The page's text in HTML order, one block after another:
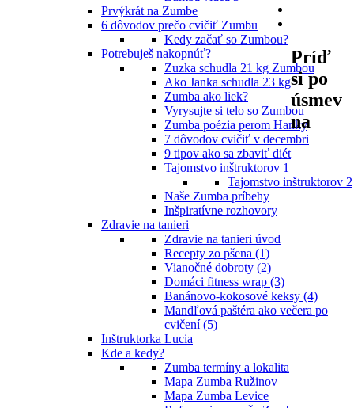
Prvýkrát na Zumbe
6 dôvodov prečo cvičiť Zumbu
Kedy začať so Zumbou?
Potrebuješ nakopnúť?
Zuzka schudla 21 kg Zumbou
Ako Janka schudla 23 kg
Zumba ako liek?
Vyrysujte si telo so Zumbou
Zumba poézia perom Hanky
7 dôvodov cvičiť v decembri
9 tipov ako sa zbaviť diét
Tajomstvo inštruktorov 1
Tajomstvo inštruktorov 2
Naše Zumba príbehy
Inšpiratívne rozhovory
Zdravie na tanieri
Zdravie na tanieri úvod
Recepty zo pšena (1)
Vianočné dobroty (2)
Domáci fitness wrap (3)
Banánovo-kokosové keksy (4)
Mandľová paštéra ako večera po
cvičení (5)
Inštruktorka Lucia
Kde a kedy?
Zumba termíny a lokalita
Mapa Zumba Ružinov
Mapa Zumba Levice
Príď
si po
úsmev
na